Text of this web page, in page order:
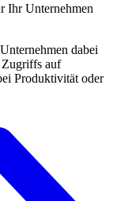
Ihr Unternehmen
dabei
Zugriffs auf
Produktivität oder